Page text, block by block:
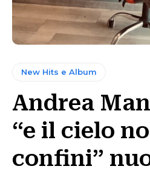
New Hits e Album
Andrea
“e il cielo
confini”